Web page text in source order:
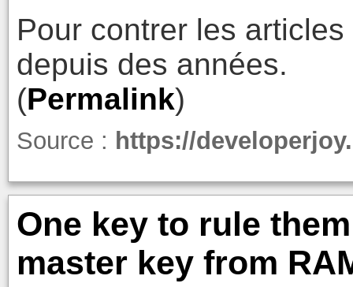
Pour contrer les
depuis des années.
(Permalink)
Source : https://
One key to rule
master key from